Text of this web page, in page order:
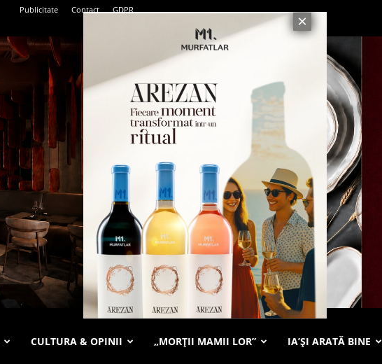
Publicitate Contact GDPR
CULTURA & OPINII „MORȚII MAMII LOR” IA’ȘI ARATĂ BINE